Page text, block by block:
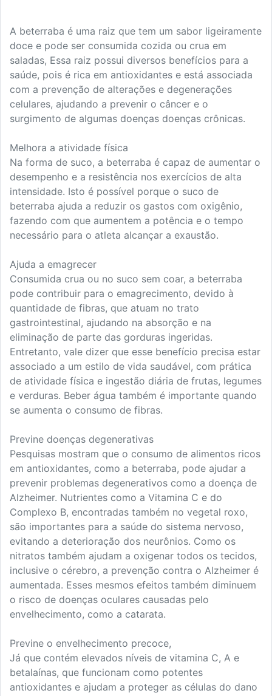
A beterraba é uma raiz que tem um sabor ligeiramente
doce e pode ser consumida cozida ou crua em
saladas, Essa raiz possui diversos benefícios para a
saúde, pois é rica em antioxidantes e está associada
com a prevenção de alterações e degenerações
celulares, ajudando a prevenir o câncer e o
surgimento de algumas doenças doenças crônicas.
Melhora a atividade física
Na forma de suco, a beterraba é capaz de aumentar o
desempenho e a resistência nos exercícios de alta
intensidade. Isto é possível porque o suco de
beterraba ajuda a reduzir os gastos com oxigênio,
fazendo com que aumentem a potência e o tempo
necessário para o atleta alcançar a exaustão.
Ajuda a emagrecer
Consumida crua ou no suco sem coar, a beterraba
pode contribuir para o emagrecimento, devido à
quantidade de fibras, que atuam no trato
gastrointestinal, ajudando na absorção e na
eliminação de parte das gorduras ingeridas.
Entretanto, vale dizer que esse benefício precisa estar
associado a um estilo de vida saudável, com prática
de atividade física e ingestão diária de frutas, legumes
e verduras. Beber água também é importante quando
se aumenta o consumo de fibras.
Previne doenças degenerativas
Pesquisas mostram que o consumo de alimentos ricos
em antioxidantes, como a beterraba, pode ajudar a
prevenir problemas degenerativos como a doença de
Alzheimer. Nutrientes como a Vitamina C e do
Complexo B, encontradas também no vegetal roxo,
são importantes para a saúde do sistema nervoso,
evitando a deterioração dos neurônios. Como os
nitratos também ajudam a oxigenar todos os tecidos,
inclusive o cérebro, a prevenção contra o Alzheimer é
aumentada. Esses mesmos efeitos também diminuem
o risco de doenças oculares causadas pelo
envelhecimento, como a catarata.
Previne o envelhecimento precoce,
Já que contém elevados níveis de vitamina C, A e
betalaínas, que funcionam como potentes
antioxidantes e ajudam a proteger as células do dano